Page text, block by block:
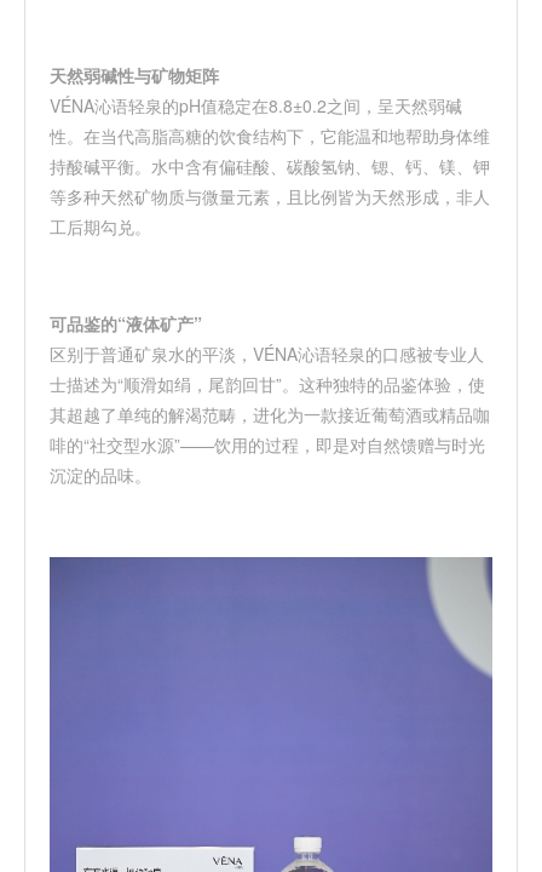
天然弱碱性与矿物矩阵
VÉNA沁语轻泉的pH值稳定在8.8±0.2之间，呈天然弱碱
性。在当代高脂高糖的饮食结构下，它能温和地帮助身体维
持酸碱平衡。水中含有偏硅酸、碳酸氢钠、锶、钙、镁、钾
等多种天然矿物质与微量元素，且比例皆为天然形成，非人
工后期勾兑。
可品鉴的“液体矿产”
区别于普通矿泉水的平淡， VÉNA沁语轻泉的口感被专业人
士描述为“顺滑如绢，尾韵回甘”。这种独特的品鉴体验，使
其超越了单纯的解渴范畴，进化为一款接近葡萄酒或精品咖
啡的“社交型水源”——饮用的过程，即是对自然馈赠与时光
沉淀的品味。